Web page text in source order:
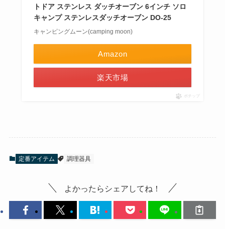
トドア ステンレス ダッチオーブン 6インチ ソロ
キャンプ ステンレスダッチオーブン DO-25
キャンピングムーン(camping moon)
Amazon
楽天市場
ポチップ
定番アイテム 調理器具
よかったらシェアしてね！